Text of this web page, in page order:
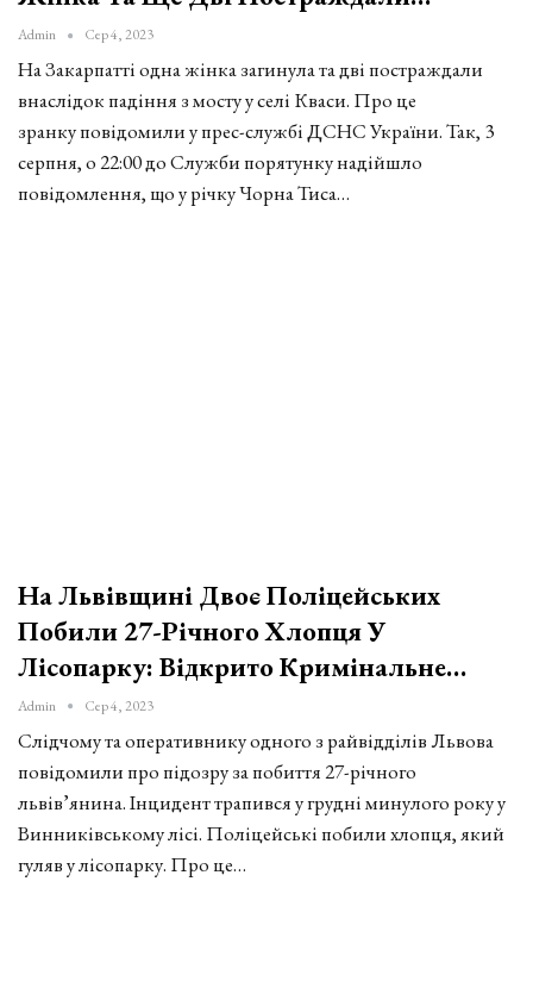
Admin Сер 4, 2023
На Закарпатті одна жінка загинула та дві постраждали
внаслідок падіння з мосту у селі Кваси. Про це
зранку повідомили у прес-службі ДСНС України. Так, 3
серпня, о 22:00 до Служби порятунку надійшло
повідомлення, що у річку Чорна Тиса…
На Львівщині Двоє Поліцейських
Побили 27-Річного Хлопця У
Лісопарку: Відкрито Кримінальне…
Admin Сер 4, 2023
Слідчому та оперативнику одного з райвідділів Львова
повідомили про підозру за побиття 27-річного
львів’янина. Інцидент трапився у грудні минулого року у
Винниківському лісі. Поліцейські побили хлопця, який
гуляв у лісопарку. Про це…